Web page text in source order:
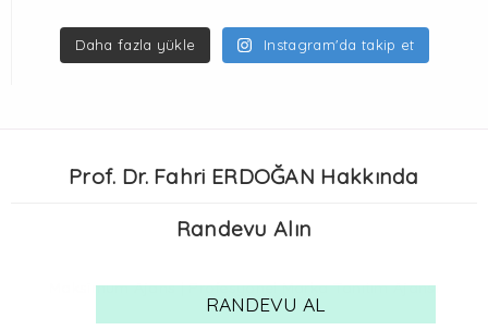
RANDEVU AL
Daha fazla yükle Instagram'da takip et
Prof. Dr. Fahri ERDOĞAN Hakkında
Randevu Alın
Maksimum Ajans |Profesyonel Marka Tanıtım Ajansı